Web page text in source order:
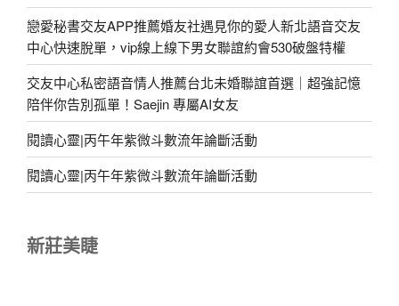
戀愛秘書交友APP推薦婚友社遇見你的愛人新北語音交友
中心快速脫單，vip線上線下男女聯誼約會530破盤特權
交友中心私密語音情人推薦台北未婚聯誼首選｜超強記憶
陪伴你告別孤單！Saejin 專屬AI女友
閱讀心靈|丙午年紫微斗數流年論斷活動
閱讀心靈|丙午年紫微斗數流年論斷活動
新莊美睫